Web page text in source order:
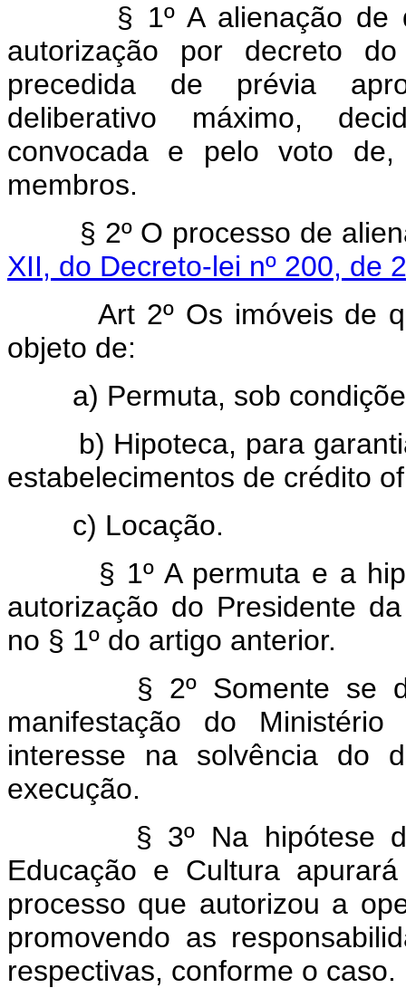
§ 1º A alienação
autorização por decreto
precedida de prévia
deliberativo máximo,
convocada e pelo voto
membros.
§ 2º O processo de
XII, do Decreto-lei nº 200, de
Art 2º Os imóveis de
objeto de:
a) Permuta, sob
b) Hipoteca, para
estabelecimentos de crédito
c) Locação.
§ 1º A permuta e a
autorização do Presidente
no § 1º do artigo anterior.
§ 2º Somente se
manifestação do
interesse na solvência do
execução.
§ 3º Na hipótese
Educação e Cultura
processo que autorizou a
promovendo as
respectivas, conforme o caso.